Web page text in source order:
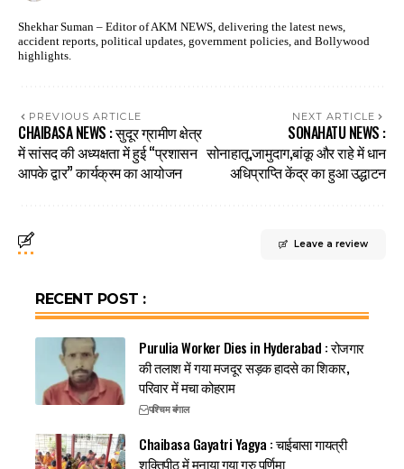
Shekhar Suman – Editor of AKM NEWS, delivering the latest news,
accident reports, political updates, government policies, and Bollywood
highlights.
PREVIOUS ARTICLE
CHAIBASA NEWS : सुदूर ग्रामीण क्षेत्र
में सांसद की अध्यक्षता में हुई “प्रशासन
आपके द्वार” कार्यक्रम का आयोजन
NEXT ARTICLE
SONAHATU NEWS :
सोनाहातू,जामुदाग,बांकू और राहे में धान
अधिप्राप्ति केंद्र का हुआ उद्धाटन
Leave a review
RECENT POST :
Purulia Worker Dies in Hyderabad : रोजगार
की तलाश में गया मजदूर सड़क हादसे का शिकार,
परिवार में मचा कोहराम
पश्चिम बंगाल
Chaibasa Gayatri Yagya : चाईबासा गायत्री
शक्तिपीठ में मनाया गया गुरु पूर्णिमा